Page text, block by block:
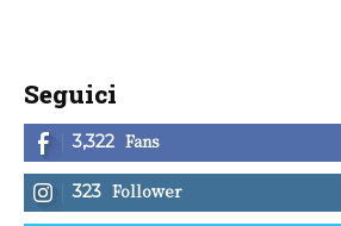
Seguici
3,322 Fans
323 Follower